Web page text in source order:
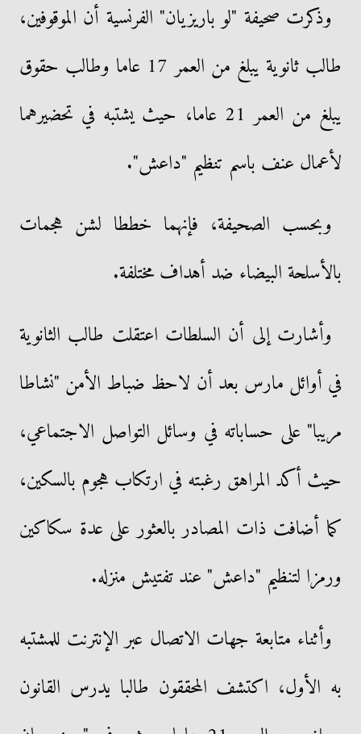
وذكرت صحيفة "لو باريزيان" الفرنسية أن الموقوفين،
طالب ثانوية يبلغ من العمر 17 عاما وطالب حقوق
يبلغ من العمر 21 عاما، حيث يشتبه في تحضيرهما
لأعمال عنف باسم تنظيم "داعش".
وبحسب الصحيفة، فإنهما خططا لشن هجمات
بالأسلحة البيضاء ضد أهداف مختلفة.
وأشارت إلى أن السلطات اعتقلت طالب الثانوية
في أوائل مارس بعد أن لاحظ ضباط الأمن "نشاطا
مريبا" على حساباته في وسائل التواصل الاجتماعي،
حيث أكد المراهق رغبته في ارتكاب هجوم بالسكين،
كما أضافت ذات المصادر بالعثور على عدة سكاكين
ورمزا لتنظيم "داعش" عند تفتيش منزله.
وأثناء متابعة جهات الاتصال عبر الإنترنت للمشتبه
به الأول، اكتشف المحققون طالبا يدرس القانون